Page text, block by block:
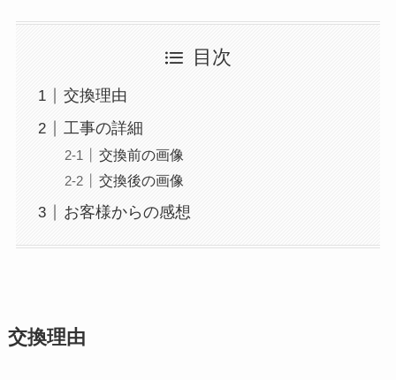
目次
交換理由
工事の詳細
交換前の画像
交換後の画像
お客様からの感想
交換理由